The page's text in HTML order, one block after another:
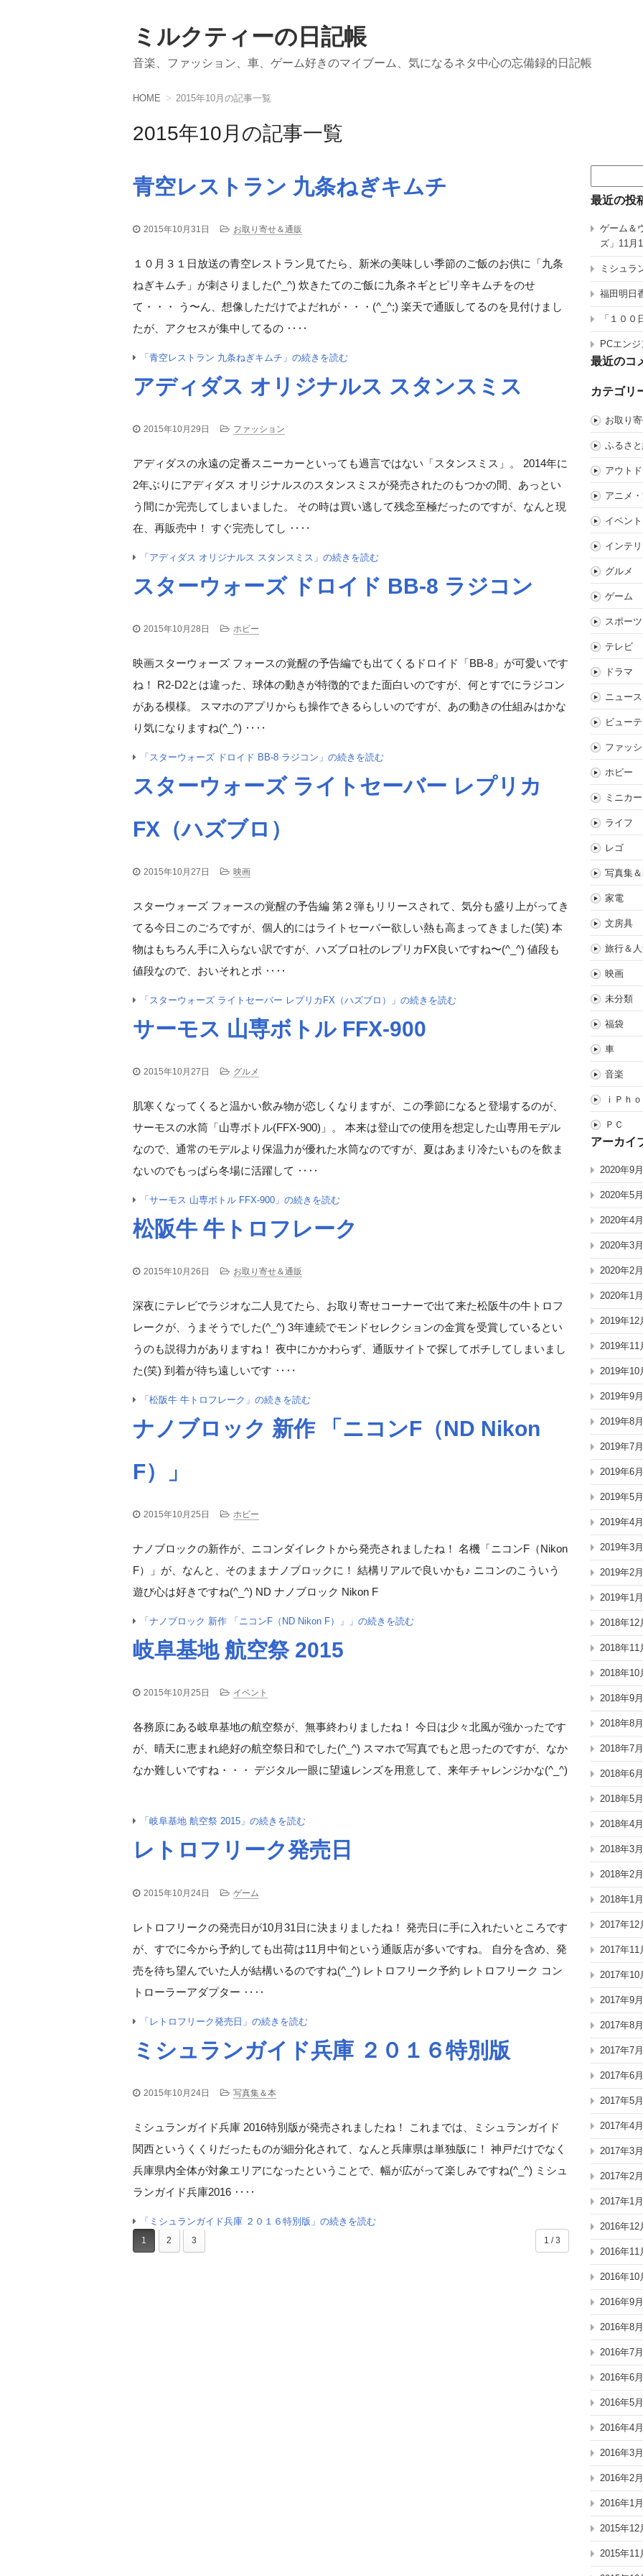
ミルクティーの日記帳
音楽、ファッション、車、ゲーム好きのマイブーム、気になるネタ中心の忘備録的日記帳
HOME 2015年10月の記事一覧
2015年10月の記事一覧
青空レストラン 九条ねぎキムチ
2015年10月31日 お取り寄せ＆通販
１０月３１日放送の青空レストラン見てたら、新米の美味しい季節のご飯のお供に「九条
ねぎキムチ」が刺さりました(^_^) 炊きたてのご飯に九条ネギとピリ辛キムチをのせ
て・・・ う〜ん、想像しただけでよだれが・・・(^_^;) 楽天で通販してるのを見付けまし
たが、アクセスが集中してるの ‥‥
「青空レストラン 九条ねぎキムチ」の続きを読む
アディダス オリジナルス スタンスミス
2015年10月29日 ファッション
アディダスの永遠の定番スニーカーといっても過言ではない「スタンスミス」。 2014年に
2年ぶりにアディダス オリジナルスのスタンスミスが発売されたのもつかの間、あっとい
う間にか完売してしまいました。 その時は買い逃して残念至極だったのですが、なんと現
在、再販売中！ すぐ完売してし ‥‥
「アディダス オリジナルス スタンスミス」の続きを読む
スターウォーズ ドロイド BB-8 ラジコン
2015年10月28日 ホビー
映画スターウォーズ フォースの覚醒の予告編でも出てくるドロイド「BB-8」が可愛いです
ね！ R2-D2とは違った、球体の動きが特徴的でまた面白いのですが、何とすでにラジコン
がある模様。 スマホのアプリからも操作できるらしいのですが、あの動きの仕組みはかな
り気になりますね(^_^) ‥‥
「スターウォーズ ドロイド BB-8 ラジコン」の続きを読む
スターウォーズ ライトセーバー レプリカ
FX（ハズブロ）
2015年10月27日 映画
スターウォーズ フォースの覚醒の予告編 第２弾もリリースされて、気分も盛り上がってき
てる今日このごろですが、個人的にはライトセーバー欲しい熱も高まってきました(笑) 本
物はもちろん手に入らない訳ですが、ハズブロ社のレプリカFX良いですね〜(^_^) 値段も
値段なので、おいそれとポ ‥‥
「スターウォーズ ライトセーバー レプリカFX（ハズブロ）」の続きを読む
サーモス 山専ボトル FFX-900
2015年10月27日 グルメ
肌寒くなってくると温かい飲み物が恋しくなりますが、この季節になると登場するのが、
サーモスの水筒「山専ボトル(FFX-900)」。 本来は登山での使用を想定した山専用モデル
なので、通常のモデルより保温力が優れた水筒なのですが、夏はあまり冷たいものを飲ま
ないのでもっぱら冬場に活躍して ‥‥
「サーモス 山専ボトル FFX-900」の続きを読む
松阪牛 牛トロフレーク
2015年10月26日 お取り寄せ＆通販
深夜にテレビでラジオな二人見てたら、お取り寄せコーナーで出て来た松阪牛の牛トロフ
レークが、うまそうでした(^_^) 3年連続でモンドセレクションの金賞を受賞しているとい
うのも説得力がありますね！ 夜中にかかわらず、通販サイトで探してポチしてしまいまし
た(笑) 到着が待ち遠しいです ‥‥
「松阪牛 牛トロフレーク」の続きを読む
ナノブロック 新作 「ニコンF（ND Nikon
F）」
2015年10月25日 ホビー
ナノブロックの新作が、ニコンダイレクトから発売されましたね！ 名機「ニコンF（Nikon
F）」が、なんと、そのままナノブロックに！ 結構リアルで良いかも♪ ニコンのこういう
遊び心は好きですね(^_^) ND ナノブロック Nikon F
「ナノブロック 新作 「ニコンF（ND Nikon F）」」の続きを読む
岐阜基地 航空祭 2015
2015年10月25日 イベント
各務原にある岐阜基地の航空祭が、無事終わりましたね！ 今日は少々北風が強かったです
が、晴天に恵まれ絶好の航空祭日和でした(^_^) スマホで写真でもと思ったのですが、なか
なか難しいですね・・・ デジタル一眼に望遠レンズを用意して、来年チャレンジかな(^_^)
「岐阜基地 航空祭 2015」の続きを読む
レトロフリーク発売日
2015年10月24日 ゲーム
レトロフリークの発売日が10月31日に決まりましたね！ 発売日に手に入れたいところです
が、すでに今から予約しても出荷は11月中旬という通販店が多いですね。 自分を含め、発
売を待ち望んでいた人が結構いるのですね(^_^) レトロフリーク予約 レトロフリーク コン
トローラーアダプター ‥‥
「レトロフリーク発売日」の続きを読む
ミシュランガイド兵庫 ２０１６特別版
2015年10月24日 写真集＆本
ミシュランガイド兵庫 2016特別版が発売されましたね！ これまでは、ミシュランガイド
関西というくくりだったものが細分化されて、なんと兵庫県は単独版に！ 神戸だけでなく
兵庫県内全体が対象エリアになったということで、幅が広がって楽しみですね(^_^) ミシュ
ランガイド兵庫2016 ‥‥
「ミシュランガイド兵庫 ２０１６特別版」の続きを読む
1 2 3 1 / 3
索:
最近の投
ゲーム＆
ズ」11月
ミシュラ
福田明日
「１０
PCエン
最近のコ
カテゴリ
お取り
ふるさ
アウト
アニメ
イベント
インテ
グルメ
ゲーム
スポーツ
テレビ
ドラマ
ニュース
ビュー
ファッ
ホビー
ミニカー
ライフ
レゴ
写真集
家電
文房具
旅行＆
映画
未分類
福袋
車
音楽
ｉＰｈ
ＰＣ
アーカイ
2020年9月
2020年5月
2020年4月
2020年3月
2020年2月
2020年1月
2019年12
2019年11
2019年10
2019年9月
2019年8月
2019年7月
2019年6月
2019年5月
2019年4月
2019年3月
2019年2月
2019年1月
2018年12
2018年11
2018年10
2018年9月
2018年8月
2018年7月
2018年6月
2018年5月
2018年4月
2018年3月
2018年2月
2018年1月
2017年12
2017年11
2017年10
2017年9月
2017年8月
2017年7月
2017年6月
2017年5月
2017年4月
2017年3月
2017年2月
2017年1月
2016年12
2016年11
2016年10
2016年9月
2016年8月
2016年7月
2016年6月
2016年5月
2016年4月
2016年3月
2016年2月
2016年1月
2015年12
2015年11